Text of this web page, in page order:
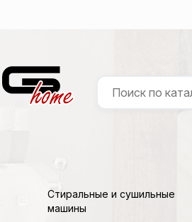
Стиральные и сушильные
машины